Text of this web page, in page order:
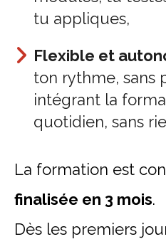
tu appliques,
Flexible et
ton rythme, sans
intégrant la
quotidien, sans
La formation est
finalisée en 3 mois.
Dès les premiers